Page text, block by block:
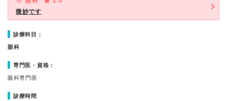
微妙です
診療科目：
眼科
専門医・資格：
眼科専門医
診療時間